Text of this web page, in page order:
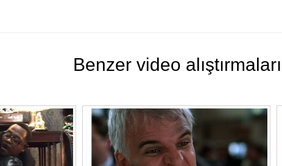
Benzer video alıştırmaları